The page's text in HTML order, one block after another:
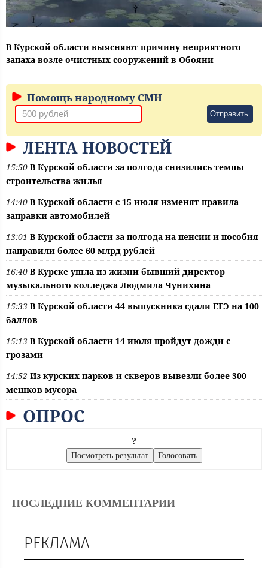
В Курской области выясняют причину неприятного
запаха возле очистных сооружений в Обояни
Помощь народному СМИ
Отправить
ЛЕНТА НОВОСТЕЙ
15:50 В Курской области за полгода снизились темпы
строительства жилья
14:40 В Курской области с 15 июля изменят правила
заправки автомобилей
13:01 В Курской области за полгода на пенсии и пособия
направили более 60 млрд рублей
16:40 В Курске ушла из жизни бывший директор
музыкального колледжа Людмила Чунихина
15:33 В Курской области 44 выпускника сдали ЕГЭ на 100
баллов
15:13 В Курской области 14 июля пройдут дожди с
грозами
14:52 Из курских парков и скверов вывезли более 300
мешков мусора
ОПРОС
?
ПОСЛЕДНИЕ КОММЕНТАРИИ
РЕКЛАМА